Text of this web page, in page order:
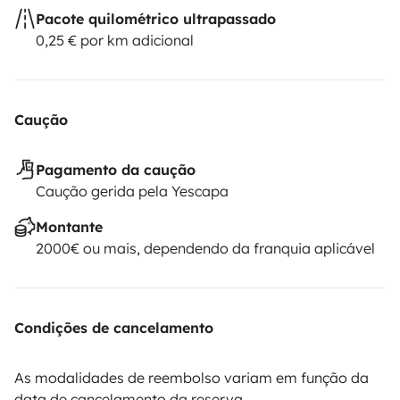
Pacote quilométrico ultrapassado
0,25 € por km adicional
Caução
Pagamento da caução
Caução gerida pela Yescapa
Montante
2000€ ou mais, dependendo da franquia aplicável
Condições de cancelamento
As modalidades de reembolso variam em função da